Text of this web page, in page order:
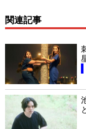
関連記事